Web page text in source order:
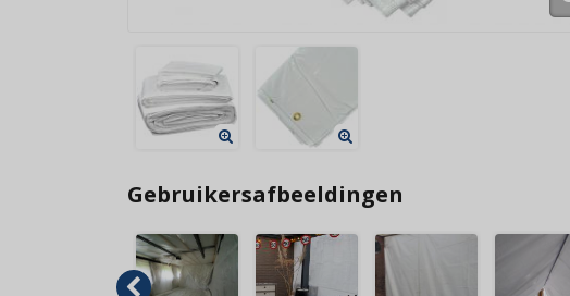
Gebruikersafbeeldingen